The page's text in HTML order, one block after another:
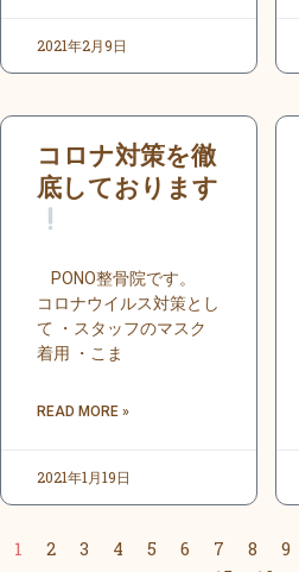
2021年2月9日
コロナ対策を徹
底しております
PONO整骨院です。
コロナウイルス対策とし
て ・スタッフのマスク
着用 ・こま
READ MORE »
2021年1月19日
1 2 3 4 5 6 7 8 9